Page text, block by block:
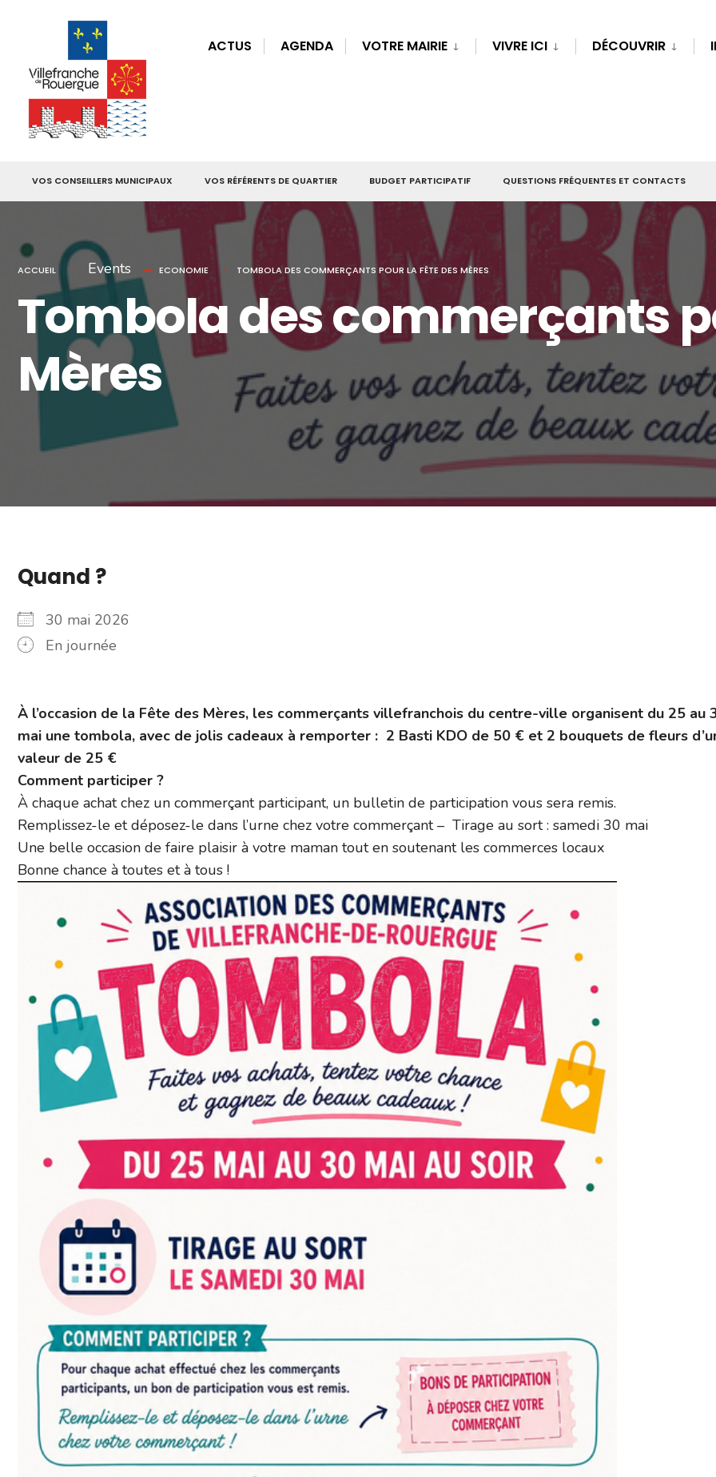
ACTUS AGENDA VOTRE MAIRIE VIVRE ICI DÉCOUVRIR
VOS CONSEILLERS MUNICIPAUX VOS RÉFÉRENTS DE QUARTIER BUDGET PARTICIPATIF QUESTIONS FRÉQUENTES ET CONTACTS
ACCUEIL Events ECONOMIE TOMBOLA DES COMMERÇANTS POUR LA FÊTE DES MÈRES
Tombola des commerçants
Mères
Quand ?
30 mai 2026
En journée
À l’occasion de la Fête des Mères, les commerçants villefranchois du centre-ville organisent du 25 au
mai une tombola, avec de jolis cadeaux à remporter : 2 Basti KDO de 50 € et 2 bouquets de fleurs
valeur de 25 €
Comment participer ?
À chaque achat chez un commerçant participant, un bulletin de participation vous sera remis.
Remplissez-le et déposez-le dans l’urne chez votre commerçant – Tirage au sort : samedi 30 mai
Une belle occasion de faire plaisir à votre maman tout en soutenant les commerces locaux
Bonne chance à toutes et à tous !